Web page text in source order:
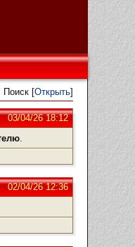
Поиск [Открыть]
03/04/26 18:12
.
02/04/26 12:36